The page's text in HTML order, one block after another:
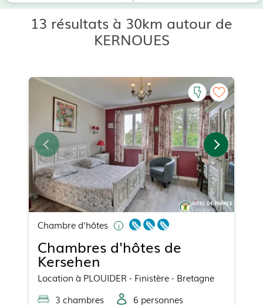
13 résultats à 30km autour de
KERNOUES
Chambre d'hôtes
Chambres d'hôtes de
Kersehen
Location à PLOUIDER - Finistère - Bretagne
3 chambres 6 personnes